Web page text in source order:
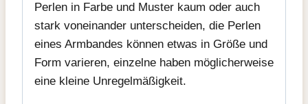
Perlen in Farbe und Muster kaum oder auch
stark voneinander unterscheiden, die Perlen
eines Armbandes können etwas in Größe und
Form varieren, einzelne haben möglicherweise
eine kleine Unregelmäßigkeit.